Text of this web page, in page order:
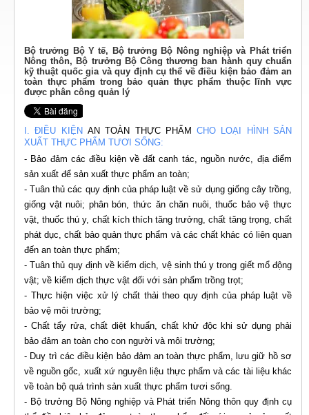
Bộ trưởng Bộ Y tế, Bộ trưởng Bộ Nông nghiệp và Phát triển
Nông thôn, Bộ trưởng Bộ Công thương ban hành quy chuẩn
kỹ thuật quốc gia và quy định cụ thể về điều kiện bảo đảm an
toàn thực phẩm trong bảo quản thực phẩm thuộc lĩnh vực
được phân công quản lý
I. ĐIỀU KIỆN AN TOÀN THỰC PHẨM CHO LOẠI HÌNH SẢN
XUẤT THỰC PHẨM TƯƠI SỐNG:
- Bảo đảm các điều kiện về đất canh tác, nguồn nước, địa điểm
sản xuất để sản xuất thực phẩm an toàn;
- Tuân thủ các quy định của pháp luật về sử dụng giống cây trồng,
giống vật nuôi; phân bón, thức ăn chăn nuôi, thuốc bảo vệ thực
vật, thuốc thú y, chất kích thích tăng trưởng, chất tăng trọng, chất
phát dục, chất bảo quản thực phẩm và các chất khác có liên quan
đến an toàn thực phẩm;
- Tuân thủ quy định về kiểm dịch, vệ sinh thú y trong giết mổ động
vật; về kiểm dịch thực vật đối với sản phẩm trồng trọt;
- Thực hiện việc xử lý chất thải theo quy định của pháp luật về
bảo vệ môi trường;
- Chất tẩy rửa, chất diệt khuẩn, chất khử độc khi sử dụng phải
bảo đảm an toàn cho con người và môi trường;
- Duy trì các điều kiện bảo đảm an toàn thực phẩm, lưu giữ hồ sơ
về nguồn gốc, xuất xứ nguyên liệu thực phẩm và các tài liệu khác
về toàn bộ quá trình sản xuất thực phẩm tươi sống.
- Bộ trưởng Bộ Nông nghiệp và Phát triển Nông thôn quy định cụ